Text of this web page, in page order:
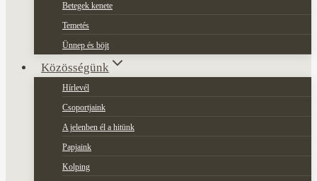
Betegek kenete
Temetés
Ünnep és böjt
Közösségünk
Hírlevél
Csoportjaink
A jelenben él a hitünk
Papjaink
Kolping